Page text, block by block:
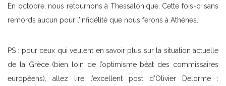
En octobre, nous retournons à Thessalonique. Cette fois-ci sans
remords aucun pour l’infidélité que nous ferons à Athènes.
PS : pour ceux qui veulent en savoir plus sur la situation actuelle
de la Grèce (bien loin de l’optimisme béat des commissaires
européens), allez lire l’excellent post d’Olivier Delorme :